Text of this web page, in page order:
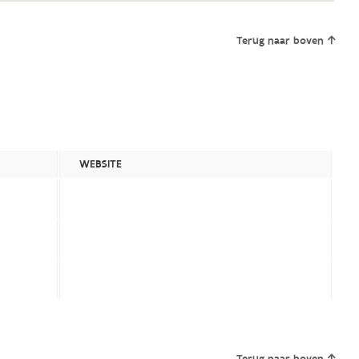
Terug naar boven
WEBSITE